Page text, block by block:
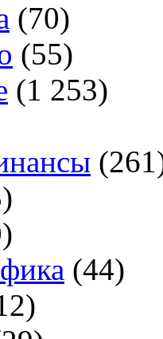
(70)
(55)
(1 253)
(44)